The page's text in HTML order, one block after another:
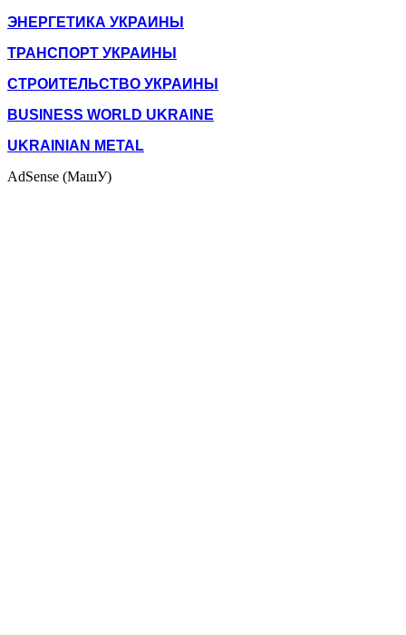
ЭНЕРГЕТИКА УКРАИНЫ
ТРАНСПОРТ УКРАИНЫ
СТРОИТЕЛЬСТВО УКРАИНЫ
BUSINESS WORLD UKRAINE
UKRAINIAN METAL
AdSense (МашУ)